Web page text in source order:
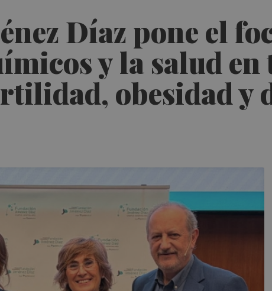
Díaz pone el
y la salud
obesidad y